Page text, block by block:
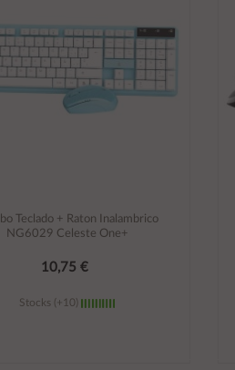
Teclado + Raton Inalambrico
NG6029 Celeste One+
10,75 €
Stocks (+10)